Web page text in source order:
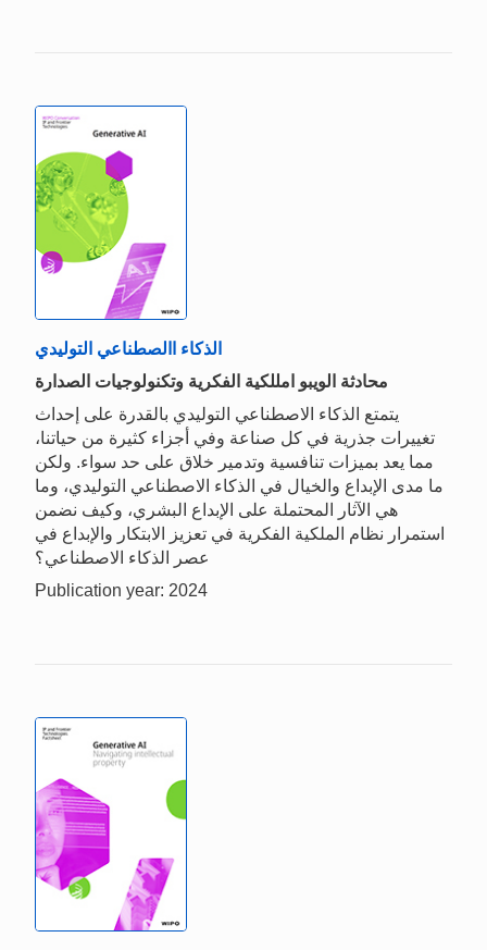
الذكاء االصطناعي التوليدي
محادثة الويبو امللكية الفكرية وتكنولوجيات الصدارة
يتمتع الذكاء الاصطناعي التوليدي بالقدرة على إحداث
تغييرات جذرية في كل صناعة وفي أجزاء كثيرة من حياتنا،
مما يعد بميزات تنافسية وتدمير خلاق على حد سواء. ولكن
ما مدى الإبداع والخيال في الذكاء الاصطناعي التوليدي، وما
هي الآثار المحتملة على الإبداع البشري، وكيف نضمن
استمرار نظام الملكية الفكرية في تعزيز الابتكار والإبداع في
عصر الذكاء الاصطناعي؟
Publication year: 2024